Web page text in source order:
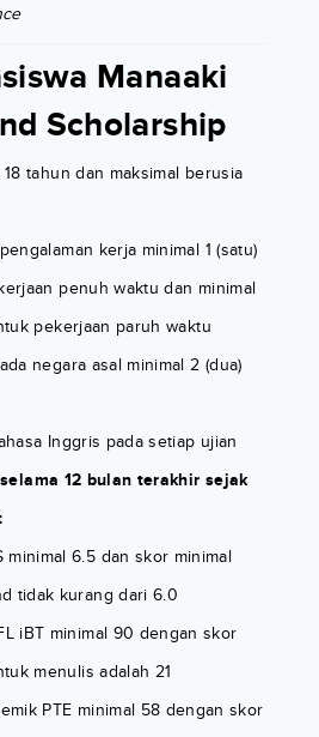
Manaaki
Scholarship
tahun dan maksimal berusia
kerja minimal 1 (satu)
penuh waktu dan minimal
pekerjaan paruh waktu
negara asal minimal 2 (dua)
Inggris pada setiap ujian
selama 12 bulan terakhir sejak
minimal 6.5 dan skor minimal
tidak kurang dari 6.0
iBT minimal 90 dengan skor
menulis adalah 21
PTE minimal 58 dengan skor